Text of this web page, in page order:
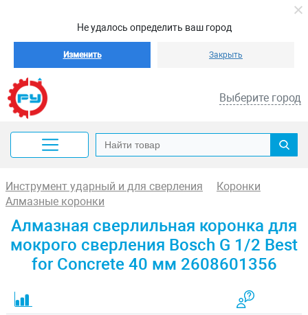
Не удалось определить ваш город
Изменить Закрыть
Выберите город
Инструмент ударный и для сверления
Коронки
Алмазные коронки
Алмазная сверлильная коронка для
мокрого сверления Bosch G 1/2 Best
for Concrete 40 мм 2608601356